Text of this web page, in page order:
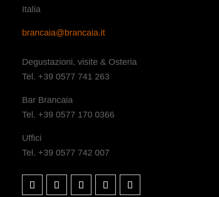
Italia
brancaia@brancaia.it
Degustazioni, visite & Osteria
Tel. +39 0577 741 263
Bar Brancaia
Tel. +39 0577 170 0366
Uffici
Tel. +39 0577 742 007